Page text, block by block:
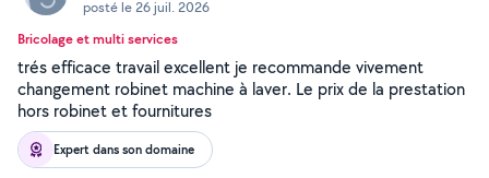
posté le 26 juil. 2026
Bricolage et multi services
trés efficace travail excellent je recommande vivement
changement robinet machine à laver. Le prix de la prestation
hors robinet et fournitures
Expert dans son domaine